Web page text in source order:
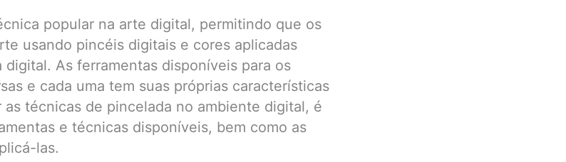
popular na arte digital, permitindo que os
usando pincéis digitais e cores aplicadas
As ferramentas disponíveis para os
e cada uma tem suas próprias características
as técnicas de pincelada no ambiente digital, é
e técnicas disponíveis, bem como as
las.